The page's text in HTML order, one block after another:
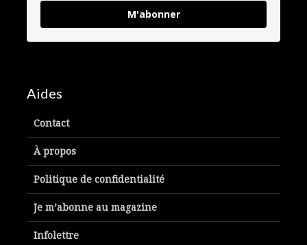
M'abonner
Aides
Contact
À propos
Politique de confidentialité
Je m’abonne au magazine
Infolettre